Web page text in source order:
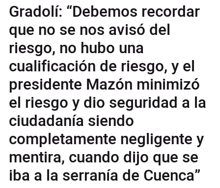
Gradolí: “Debemos recordar
que no se nos avisó del
riesgo, no hubo una
cualificación de riesgo, y el
presidente Mazón minimizó
el riesgo y dio seguridad a la
ciudadanía siendo
completamente negligente y
mentira, cuando dijo que se
iba a la serranía de Cuenca”